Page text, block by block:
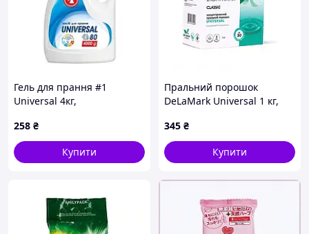
антибактеріальні властивості.
Гель для прання #1
Universal 4кг,
258 ₴
Купити
Пральний порошок
DeLaMark Universal 1 кг,
345 ₴
Купити